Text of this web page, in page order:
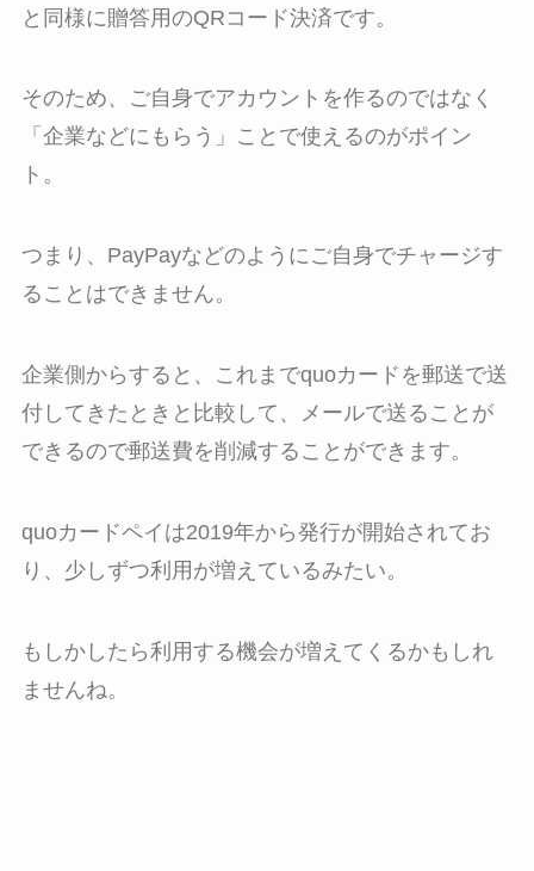
と同様に贈答用のQRコード決済です。
そのため、ご自身でアカウントを作るのではなく
「企業などにもらう」ことで使えるのがポイン
ト。
つまり、PayPayなどのようにご自身でチャージす
ることはできません。
企業側からすると、これまでquoカードを郵送で送
付してきたときと比較して、メールで送ることが
できるので郵送費を削減することができます。
quoカードペイは2019年から発行が開始されてお
り、少しずつ利用が増えているみたい。
もしかしたら利用する機会が増えてくるかもしれ
ませんね。